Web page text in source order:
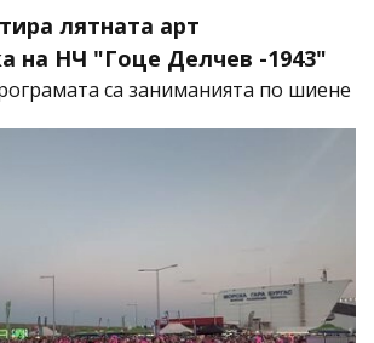
лятната арт
на НЧ "Гоце Делчев -1943"
са заниманията по шиене